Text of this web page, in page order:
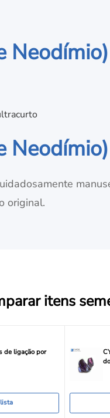
Neodímio)
original.
itens
de ligação por